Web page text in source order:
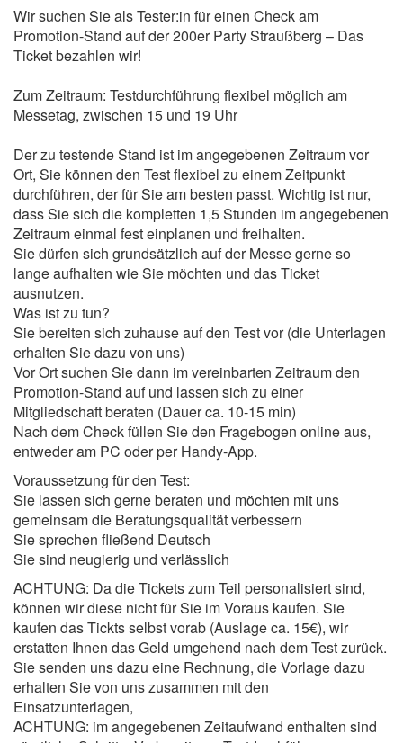
Wir suchen Sie als Tester:in für einen Check am
Promotion-Stand auf der 200er Party Straußberg – Das
Ticket bezahlen wir!
Zum Zeitraum: Testdurchführung flexibel möglich am
Messetag, zwischen 15 und 19 Uhr
Der zu testende Stand ist im angegebenen Zeitraum vor
Ort, Sie können den Test flexibel zu einem Zeitpunkt
durchführen, der für Sie am besten passt. Wichtig ist nur,
dass Sie sich die kompletten 1,5 Stunden im angegebenen
Zeitraum einmal fest einplanen und freihalten.
Sie dürfen sich grundsätzlich auf der Messe gerne so
lange aufhalten wie Sie möchten und das Ticket
ausnutzen.
Was ist zu tun?
Sie bereiten sich zuhause auf den Test vor (die Unterlagen
erhalten Sie dazu von uns)
Vor Ort suchen Sie dann im vereinbarten Zeitraum den
Promotion-Stand auf und lassen sich zu einer
Mitgliedschaft beraten (Dauer ca. 10-15 min)
Nach dem Check füllen Sie den Fragebogen online aus,
entweder am PC oder per Handy-App.
Voraussetzung für den Test:
Sie lassen sich gerne beraten und möchten mit uns
gemeinsam die Beratungsqualität verbessern
Sie sprechen fließend Deutsch
Sie sind neugierig und verlässlich
ACHTUNG: Da die Tickets zum Teil personalisiert sind,
können wir diese nicht für Sie im Voraus kaufen. Sie
kaufen das Tickts selbst vorab (Auslage ca. 15€), wir
erstatten Ihnen das Geld umgehend nach dem Test zurück.
Sie senden uns dazu eine Rechnung, die Vorlage dazu
erhalten Sie von uns zusammen mit den
Einsatzunterlagen,
ACHTUNG: im angegebenen Zeitaufwand enthalten sind